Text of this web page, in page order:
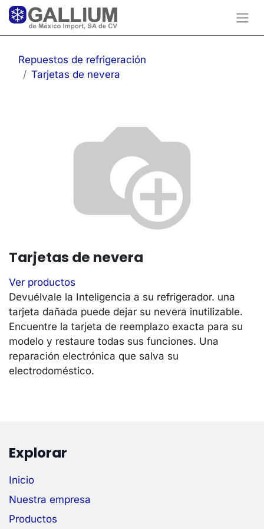
Repuestos de refrigeración
Tarjetas de nevera
Tarjetas de nevera
Ver productos
Devuélvale la Inteligencia a su refrigerador. una
tarjeta dañada puede dejar su nevera inutilizable.
Encuentre la tarjeta de reemplazo exacta para su
modelo y restaure todas sus funciones. Una
reparación electrónica que salva su
electrodoméstico.
Explorar
Inicio
Nuestra empresa
Productos